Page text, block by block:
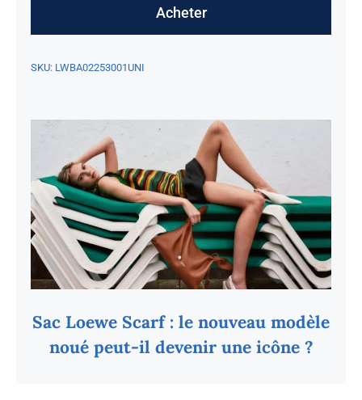
Acheter
SKU: LWBA02253001UNI
Sac Loewe Scarf : le nouveau modèle
noué peut-il devenir une icône ?